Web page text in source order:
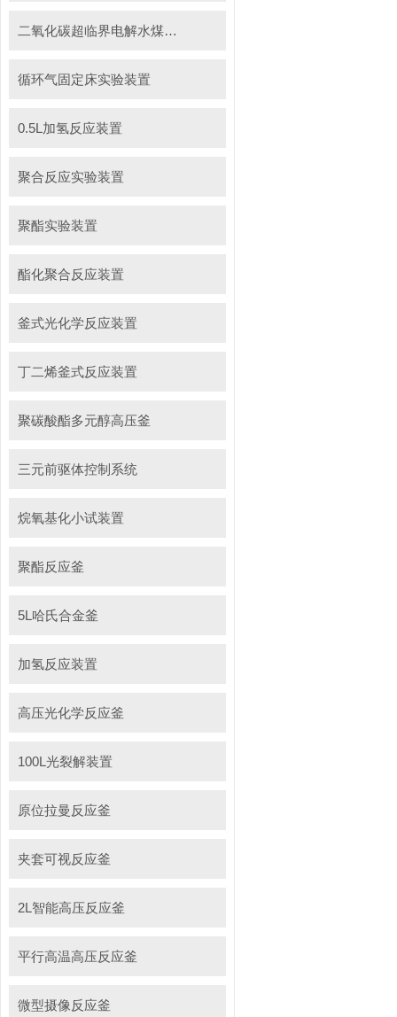
二氧化碳超临界电解水煤浆制甲烷装置
循环气固定床实验装置
0.5L加氢反应装置
聚合反应实验装置
聚酯实验装置
酯化聚合反应装置
釜式光化学反应装置
丁二烯釜式反应装置
聚碳酸酯多元醇高压釜
三元前驱体控制系统
烷氧基化小试装置
聚酯反应釜
5L哈氏合金釜
加氢反应装置
高压光化学反应釜
100L光裂解装置
原位拉曼反应釜
夹套可视反应釜
2L智能高压反应釜
平行高温高压反应釜
微型摄像反应釜